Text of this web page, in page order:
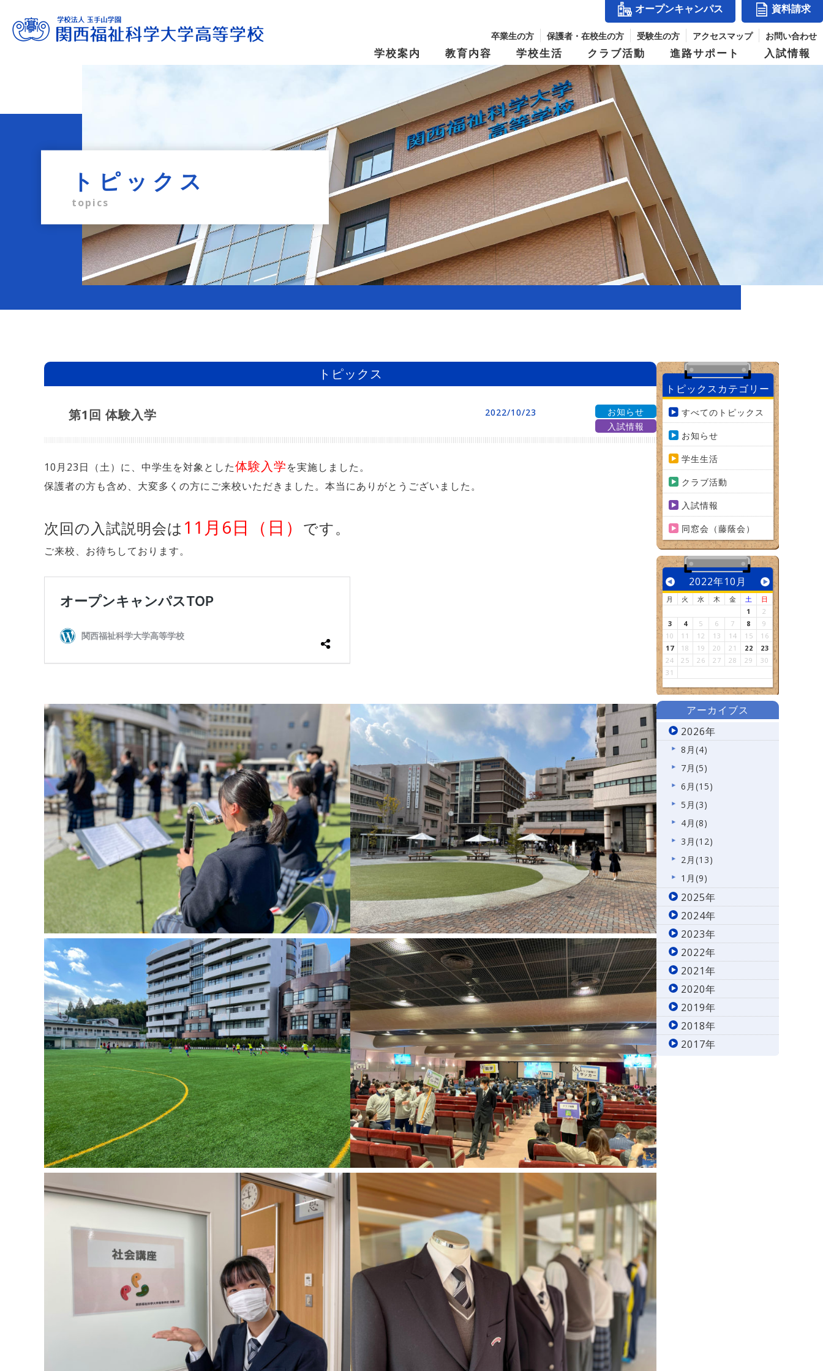
卒業生の方 保護者・在校生の方 受験生の方 アクセスマップ お問い合わせ
オープンキャンパス 資料請求
学校案内
校長からのメッセージ 学園の沿革
キャンパスマップ スクール・ポリシー 玉手山学園紹介
Tama Café （食堂） 夢と志の結実 デジタルパンフレット
動画アーカイブス
教育内容
学習・教育システム 学びの『仕掛け』
特別進学Ⅰコース 特別進学Ⅱコース 進学コース
保育進学コース 卒業生メッセージ
学校生活
年間行事・制服紹介 文化祭 体育祭
修学旅行
クラブ活動 進路サポート
進路指導 進路実績 併設校からめざせる職業と資格
入試情報
生徒募集要項 学費・奨学金 入試結果
資料請求 オープンキャンパス
トピックス
topics
トピックス
第1回 体験入学 2022/10/23
お知らせ
入試情報
10月23日（土）に、中学生を対象とした体験入学を実施しました。
保護者の方も含め、大変多くの方にご来校いただきました。本当にありがとうございました。
次回の入試説明会は 11月6日（日） です。
ご来校、お待ちしております。
トピックスカテゴリー
すべてのトピックス
お知らせ
学生生活
クラブ活動
入試情報
同窓会（藤蔭会）
2022年10月
月 火 水 木 金 土
日
1
2
3
4 5 6 7 8
9
10
11 12 13 14 15
16
17
18 19 20 21 22
23
24
25 26 27 28 29
30
31
アーカイブス
2026年
8月(4)
7月(5)
6月(15)
5月(3)
4月(8)
3月(12)
2月(13)
1月(9)
2025年
2024年
2023年
2022年
2021年
2020年
2019年
2018年
2017年